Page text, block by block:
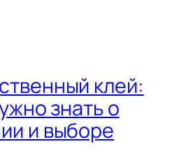
клей:
знать о
и выборе